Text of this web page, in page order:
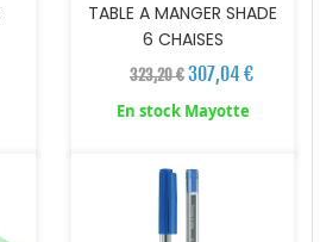
TABLE A MANGER SHADE
6 CHAISES
323,20 €307,04 €
En stock Mayotte